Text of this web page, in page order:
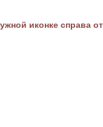
иконке справа